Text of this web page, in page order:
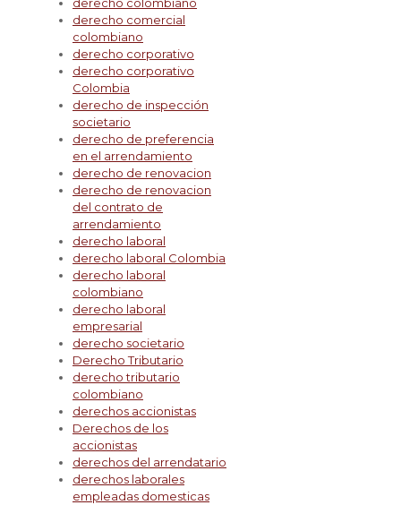
derecho comercial
colombiano
derecho corporativo
derecho corporativo
Colombia
derecho de inspección
societario
derecho de preferencia
en el arrendamiento
derecho de renovacion
derecho de renovacion
del contrato de
arrendamiento
derecho laboral
derecho laboral Colombia
derecho laboral
colombiano
derecho laboral
empresarial
derecho societario
Derecho Tributario
derecho tributario
colombiano
derechos accionistas
Derechos de los
accionistas
derechos del arrendatario
derechos laborales
empleadas domesticas